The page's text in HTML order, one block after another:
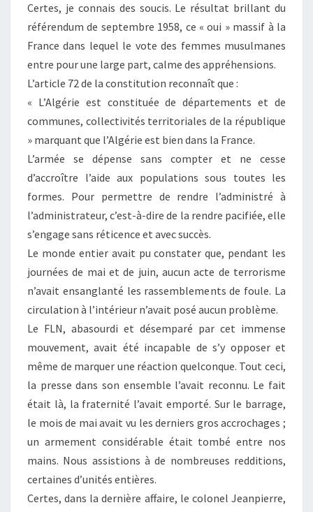
Certes, je connais des soucis. Le résultat brillant du
référendum de septembre 1958, ce « oui » massif à la
France dans lequel le vote des femmes musulmanes
entre pour une large part, calme des appréhensions.
L’article 72 de la constitution reconnaît que :
« L’Algérie est constituée de départements et de
communes, collectivités territoriales de la république
» marquant que l’Algérie est bien dans la France.
L’armée se dépense sans compter et ne cesse
d’accroître l’aide aux populations sous toutes les
formes. Pour permettre de rendre l’administré à
l’administrateur, c’est-à-dire de la rendre pacifiée, elle
s’engage sans réticence et avec succès.
Le monde entier avait pu constater que, pendant les
journées de mai et de juin, aucun acte de terrorisme
n’avait ensanglanté les rassemblements de foule. La
circulation à l’intérieur n’avait posé aucun problème.
Le FLN, abasourdi et désemparé par cet immense
mouvement, avait été incapable de s’y opposer et
même de marquer une réaction quelconque. Tout ceci,
la presse dans son ensemble l’avait reconnu. Le fait
était là, la fraternité l’avait emporté. Sur le barrage,
le mois de mai avait vu les derniers gros accrochages ;
un armement considérable était tombé entre nos
mains. Nous assistions à de nombreuses redditions,
certaines d’unités entières.
Certes, dans la dernière affaire, le colonel Jeanpierre,